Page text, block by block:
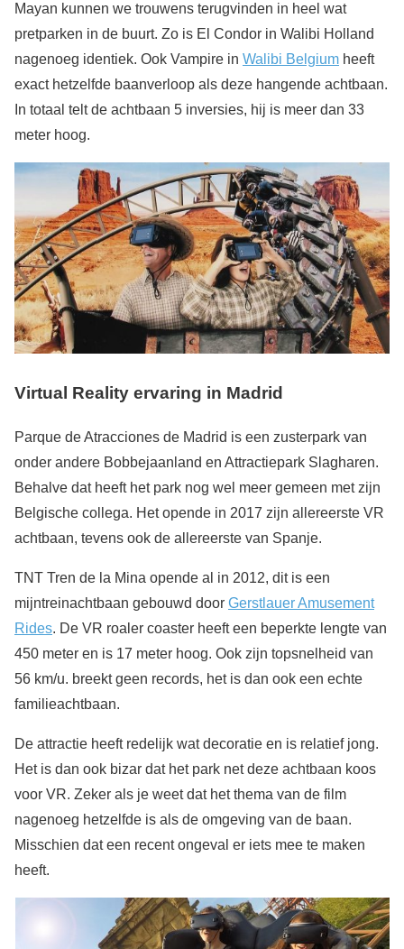
Mayan kunnen we trouwens terugvinden in heel wat
pretparken in de buurt. Zo is El Condor in Walibi Holland
nagenoeg identiek. Ook Vampire in Walibi Belgium heeft
exact hetzelfde baanverloop als deze hangende achtbaan.
In totaal telt de achtbaan 5 inversies, hij is meer dan 33
meter hoog.
Virtual Reality ervaring in Madrid
Parque de Atracciones de Madrid is een zusterpark van
onder andere Bobbejaanland en Attractiepark Slagharen.
Behalve dat heeft het park nog wel meer gemeen met zijn
Belgische collega. Het opende in 2017 zijn allereerste VR
achtbaan, tevens ook de allereerste van Spanje.
TNT Tren de la Mina opende al in 2012, dit is een
mijntreinachtbaan gebouwd door Gerstlauer Amusement
Rides. De VR roaler coaster heeft een beperkte lengte van
450 meter en is 17 meter hoog. Ook zijn topsnelheid van
56 km/u. breekt geen records, het is dan ook een echte
familieachtbaan.
De attractie heeft redelijk wat decoratie en is relatief jong.
Het is dan ook bizar dat het park net deze achtbaan koos
voor VR. Zeker als je weet dat het thema van de film
nagenoeg hetzelfde is als de omgeving van de baan.
Misschien dat een recent ongeval er iets mee te maken
heeft.